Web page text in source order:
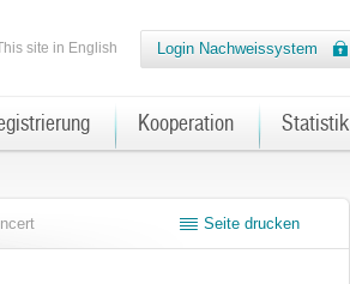
Seite drucken
Login Nachweissystem
site in English
Kooperation Statistik